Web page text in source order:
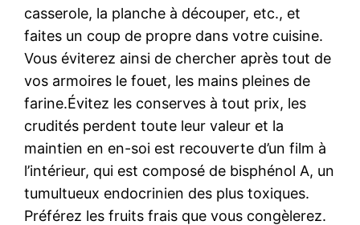
casserole, la planche à découper, etc., et
faites un coup de propre dans votre cuisine.
Vous éviterez ainsi de chercher après tout de
vos armoires le fouet, les mains pleines de
farine.Évitez les conserves à tout prix, les
crudités perdent toute leur valeur et la
maintien en en-soi est recouverte d’un film à
l’intérieur, qui est composé de bisphénol A, un
tumultueux endocrinien des plus toxiques.
Préférez les fruits frais que vous congèlerez.